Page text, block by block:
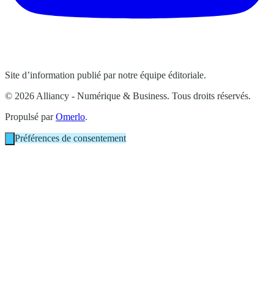
Site d’information publié par notre équipe éditoriale.
© 2026 Alliancy - Numérique & Business. Tous droits réservés.
Propulsé parOmerlo.
Préférences de consentement